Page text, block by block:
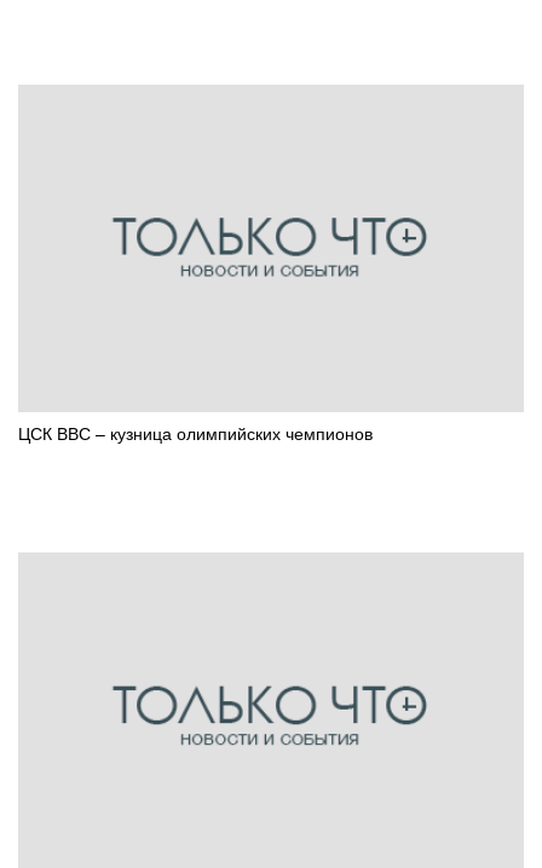
ЦСК ВВС – кузница олимпийских чемпионов